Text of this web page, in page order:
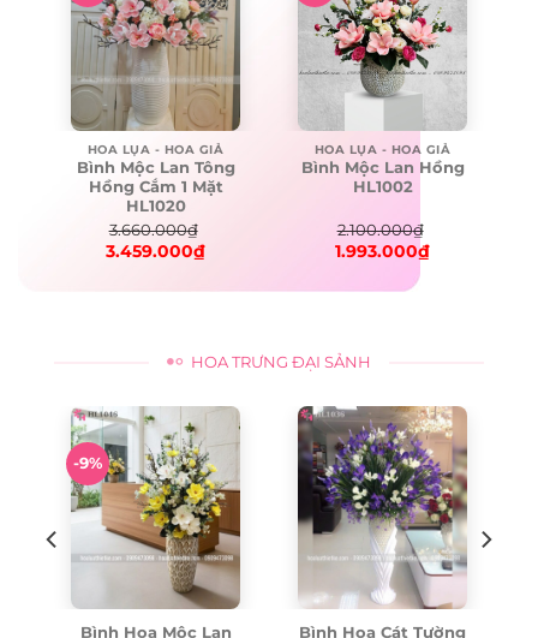
HOA LỤA - HOA GIẢ
Bình Mộc Lan Tông
Hồng Cắm 1 Mặt
HL1020
3.660.000₫
Original
was:
3.459.000₫
Current
is:
HOA LỤA - HOA GIẢ
Bình Mộc Lan Hồng
HL1002
2.100.000₫
Original
price
was:
1.993.000₫
Current
price
is:
HOA TRƯNG ĐẠI SẢNH
-9%
Bình Hoa Mộc Lan
Bình Hoa Cát Tường